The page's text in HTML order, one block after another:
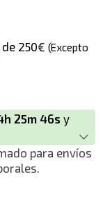
250€ (Excepto
25m 45s y
para envíos